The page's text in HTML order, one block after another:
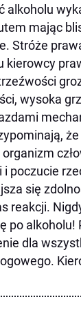
alkoholu
mając
Stróże
kierowcy
wysoka
że
poczucie
się
reakcji.
po alkoholu!
dla